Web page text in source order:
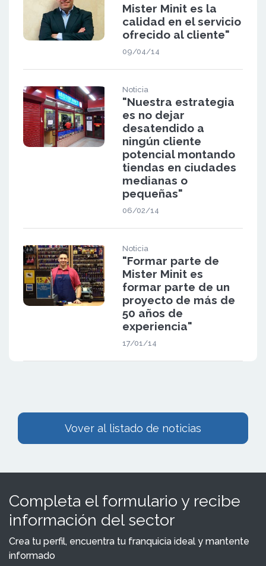
Mister Minit es la
calidad en el servicio
ofrecido al cliente"
09/04/14
Noticia
"Nuestra estrategia
es no dejar
desatendido a
ningún cliente
potencial montando
tiendas en ciudades
medianas o
pequeñas"
06/02/14
Noticia
"Formar parte de
Mister Minit es
formar parte de un
proyecto de más de
50 años de
experiencia"
17/01/14
Vover al listado de noticias
Completa el formulario y recibe
información del sector
Crea tu perfil, encuentra tu franquicia ideal y mantente
informado